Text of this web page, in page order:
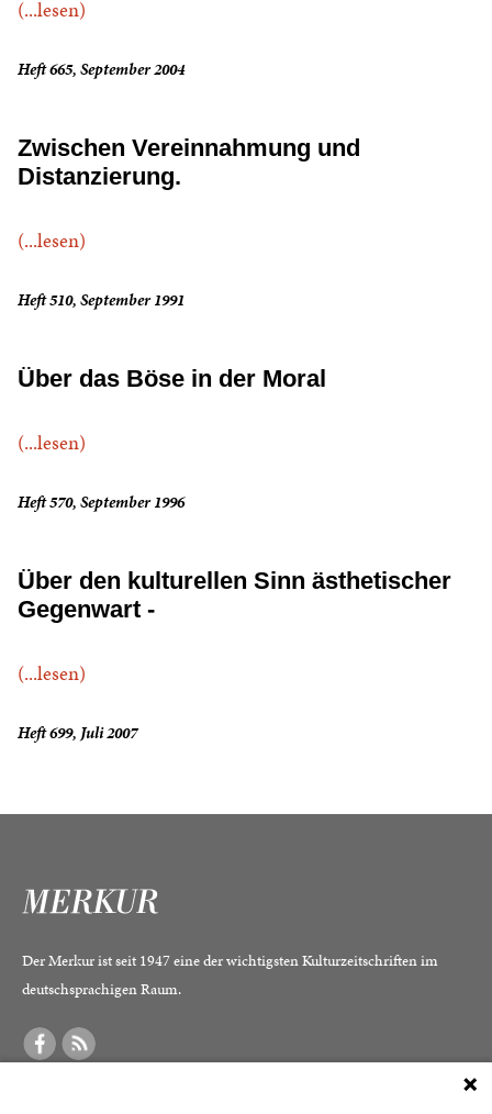
(...lesen)
Heft 665, September 2004
Zwischen Vereinnahmung und
Distanzierung.
(...lesen)
Heft 510, September 1991
Über das Böse in der Moral
(...lesen)
Heft 570, September 1996
Über den kulturellen Sinn ästhetischer
Gegenwart -
(...lesen)
Heft 699, Juli 2007
Der Merkur ist seit 1947 eine der wichtigsten Kulturzeitschriften im
deutschsprachigen Raum.